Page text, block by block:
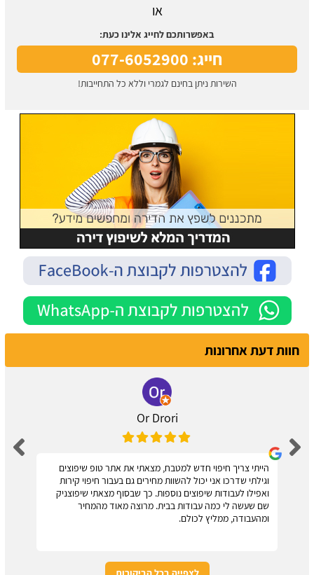
או
באפשרותכם לחייג אלינו כעת:
חייג: 077-6052900
השירות ניתן בחינם לגמרי וללא כל התחייבות!
חוות דעת אחרונות
Or Drori
הייתי צריך חיפוי חדש למטבח, מצאתי את אתר טופ שיפוצים
וגילתי שדרכו אני יכול להשוות מחירים גם בעבור חיפוי קירות
ואפילו לעבודות שיפוצים נוספות. כך שבסוף מצאתי שיפוצניק
שם שעשה לי כמה עבודות בבית. מרוצה מאוד מהמחיר
ומהעבודה, ממליץ לכולם.